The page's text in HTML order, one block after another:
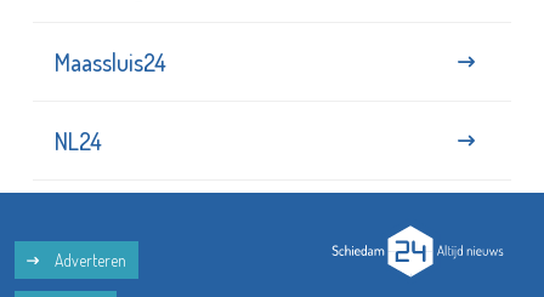
Maassluis24
NL24
Adverteren